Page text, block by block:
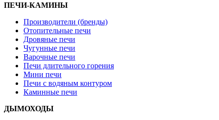
ПЕЧИ-КАМИНЫ
Производители (бренды)
Отопительные печи
Дровяные печи
Чугунные печи
Варочные печи
Печи длительного горения
Мини печи
Печи с водяным контуром
Каминные печи
ДЫМОХОДЫ